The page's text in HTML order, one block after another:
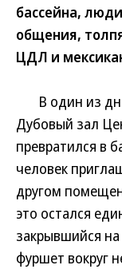
бассейна,
общения,
ЦДЛ и
В один из
Дубовый зал
превратился в
человек
другом
это остался
закрывшийся
фуршет вокруг